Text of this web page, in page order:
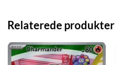
Relaterede produkter